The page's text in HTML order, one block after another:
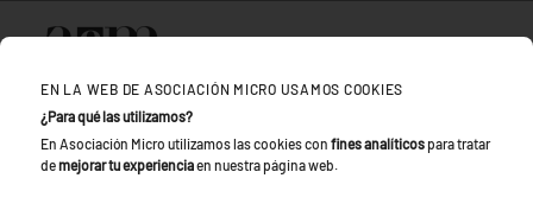
EN LA WEB DE ASOCIACIÓN MICRO USAMOS COOKIES
¿Para qué las utilizamos?
En Asociación Micro utilizamos las cookies con fines analíticos para tratar
demejorar tu experienciaen nuestra página web.